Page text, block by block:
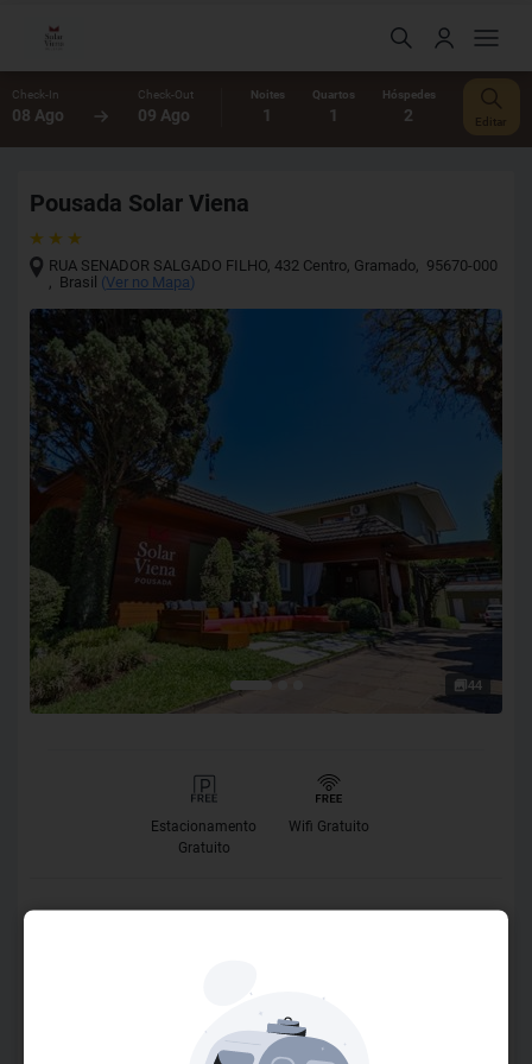
Check-In
08 Ago
Check-Out
09 Ago
Noites
1
Quartos
1
Hóspedes
2 Editar
Pousada Solar Viena
RUA SENADOR SALGADO FILHO, 432 Centro, Gramado, 95670-000
, Brasil (Ver no Mapa)
44
Estacionamento
Gratuito
Wifi Gratuito
sorrisos e carinho para que se sinta em casa. Trabalhamos